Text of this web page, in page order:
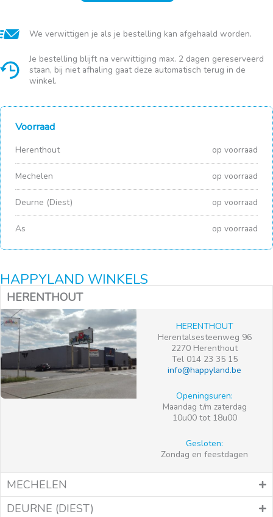
We verwittigen je als je bestelling kan afgehaald worden.
Je bestelling blijft na verwittiging max. 2 dagen gereserveerd
staan, bij niet afhaling gaat deze automatisch terug in de
winkel.
Voorraad
Herenthout op voorraad
Mechelen op voorraad
Deurne (Diest) op voorraad
As op voorraad
HAPPYLAND WINKELS
HERENTHOUT
HERENTHOUT
Herentalsesteenweg 96
2270 Herenthout
Tel 014 23 35 15
info@happyland.be
Openingsuren:
Maandag t/m zaterdag
10u00 tot 18u00
Gesloten:
Zondag en feestdagen
MECHELEN
DEURNE (DIEST)